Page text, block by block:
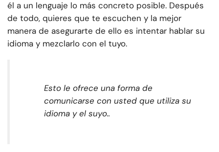
él a un lenguaje lo más concreto posible. Después
de todo, quieres que te escuchen y la mejor
manera de asegurarte de ello es intentar hablar su
idioma y mezclarlo con el tuyo.
Esto le ofrece una forma de
comunicarse con usted que utiliza su
idioma y el suyo..